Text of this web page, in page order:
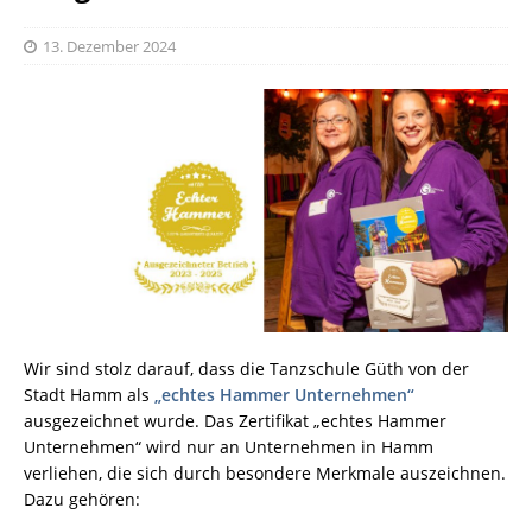
13. Dezember 2024
Wir sind stolz darauf, dass die Tanzschule Güth von der
Stadt Hamm als „echtes Hammer Unternehmen“
ausgezeichnet wurde. Das Zertifikat „echtes Hammer
Unternehmen“ wird nur an Unternehmen in Hamm
verliehen, die sich durch besondere Merkmale auszeichnen.
Dazu gehören: